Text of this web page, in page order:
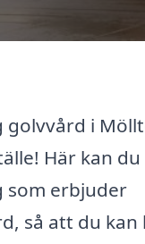
i
Här kan
som erbjuder
så att du